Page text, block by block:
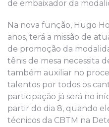
de embaixador da
Na nova função, Hugo
anos, terá a missão de
de promoção da
tênis de mesa necessita
também auxiliar no
talentos por todos os
participação já será no
partir do dia 8, quando
técnicos da CBTM na